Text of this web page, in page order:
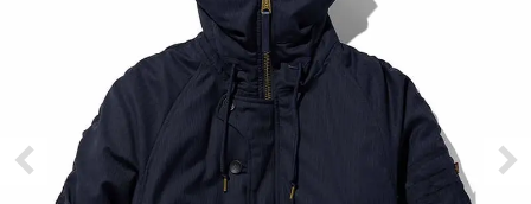
时 尚
球 鞋
生 活
科 技